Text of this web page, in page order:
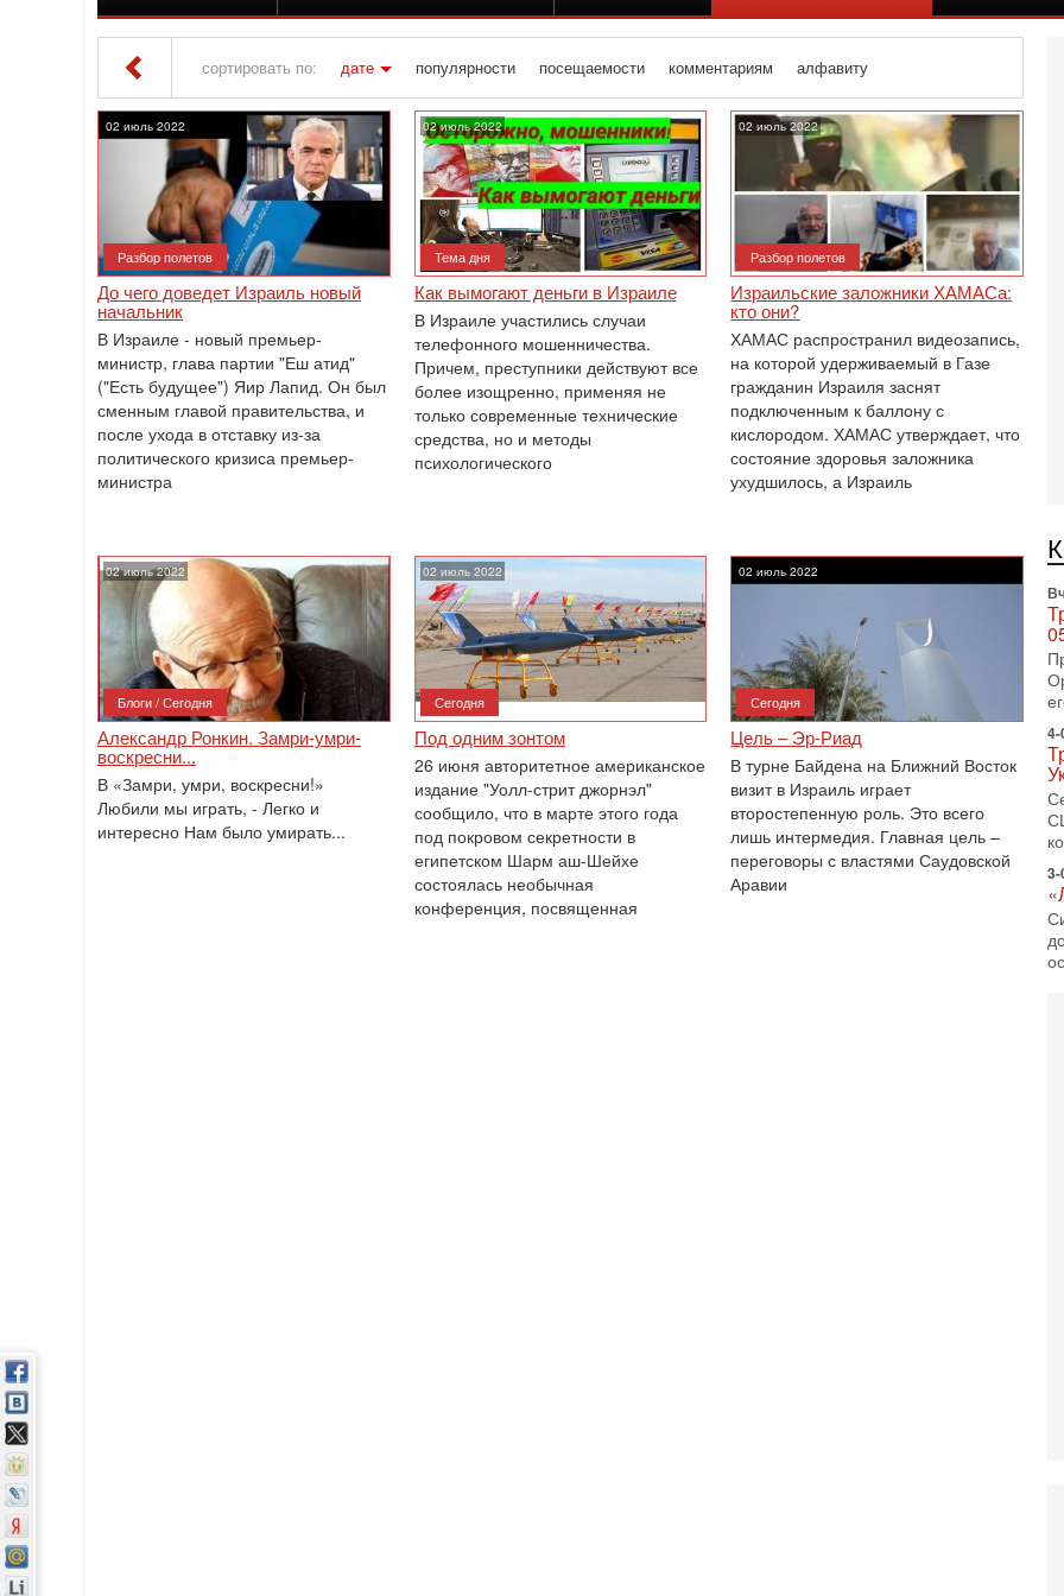
сортировать по: дате популярности посещаемости комментариям алфавиту
Iton TV » Материалы за 02.07.2022
02 июль 2022
Разбор полетов
До чего доведет Израиль новый
начальник
В Израиле - новый премьер-
министр, глава партии "Еш атид"
("Есть будущее") Яир Лапид. Он был
сменным главой правительства, и
после ухода в отставку из-за
политического кризиса премьер-
министра
02 июль 2022
Тема дня
Как вымогают деньги в Израиле
В Израиле участились случаи
телефонного мошенничества.
Причем, преступники действуют все
более изощренно, применяя не
только современные технические
средства, но и методы
психологического
02 июль 2022
Разбор полетов
Израильские заложники ХАМАСа:
кто они?
ХАМАС распространил видеозапись,
на которой удерживаемый в Газе
гражданин Израиля заснят
подключенным к баллону с
кислородом. ‎ХАМАС утверждает, что
состояние здоровья заложника
ухудшилось, а Израиль
02 июль 2022
Блоги / Сегодня
Александр Ронкин. Замри-умри-
воскресни...
В «Замри, умри, воскресни!»
Любили мы играть, - Легко и
интересно Нам было умирать...
02 июль 2022
Сегодня
Под одним зонтом
26 июня авторитетное американское
издание "Уолл-стрит джорнэл"
сообщило, что в марте этого года
под покровом секретности в
египетском Шарм аш-Шейхе
состоялась необычная
конференция, посвященная
02 июль 2022
Сегодня
Цель – Эр-Риад
В турне Байдена на Ближний Восток
визит в Израиль играет
второстепенную роль. Это всего
лишь интермедия. Главная цель –
переговоры с властями Саудовской
Аравии
4-
3-